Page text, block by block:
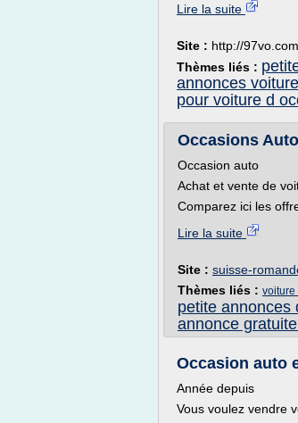
Lire la suite
Site : http://97vo.com
Thèmes liés :
annonces
pour voiture d
Occasions
Occasion auto
Achat et vente de
Comparez ici les
Lire la suite
Site : suisse-
Thèmes liés : voiture
petite annonces
annonce
Occasion auto
Année depuis
Vous voulez vendre